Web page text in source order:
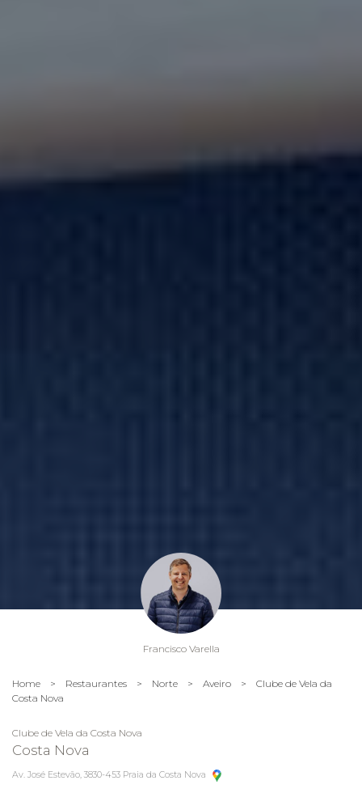
Francisco Varella
Home > Restaurantes > Norte > Aveiro > Clube de Vela da
Costa Nova
Clube de Vela da Costa Nova
Costa Nova
Av. José Estevão, 3830-453 Praia da Costa Nova